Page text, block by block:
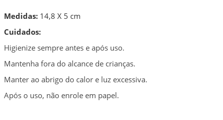
Medidas: 14,8 X 5 cm
Cuidados:
Higienize sempre antes e após uso.
Mantenha fora do alcance de crianças.
Manter ao abrigo do calor e luz excessiva.
Após o uso, não enrole em papel.